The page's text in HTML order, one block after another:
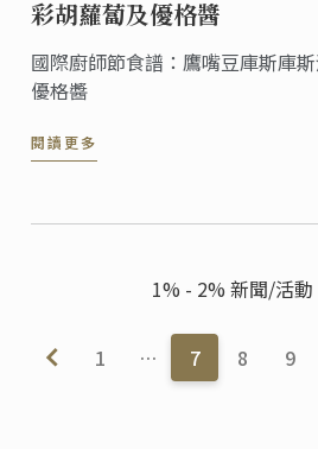
彩胡蘿蔔及優格醬
國際廚師節食譜：鷹嘴豆庫斯庫
優格醬
閱讀更多
1% - 2% 新聞/活
1 … 7 8 9